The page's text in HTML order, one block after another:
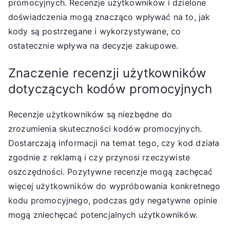
promocyjnych. Recenzje użytkowników i dzielone
doświadczenia mogą znacząco wpływać na to, jak
kody są postrzegane i wykorzystywane, co
ostatecznie wpływa na decyzje zakupowe.
Znaczenie recenzji użytkowników
dotyczących kodów promocyjnych
Recenzje użytkowników są niezbędne do
zrozumienia skuteczności kodów promocyjnych.
Dostarczają informacji na temat tego, czy kod działa
zgodnie z reklamą i czy przynosi rzeczywiste
oszczędności. Pozytywne recenzje mogą zachęcać
więcej użytkowników do wypróbowania konkretnego
kodu promocyjnego, podczas gdy negatywne opinie
mogą zniechęcać potencjalnych użytkowników.